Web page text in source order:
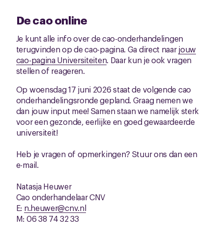
De cao online
Je kunt alle info over de cao-onderhandelingen
terugvinden op de cao-pagina. Ga direct naarjouw
cao-pagina Universiteiten. Daar kun je ook vragen
stellen of reageren.
Op woensdag 17 juni 2026 staat de volgende cao
onderhandelingsronde gepland. Graag nemen we
dan jouw input mee! Samen staan we namelijk sterk
voor een gezonde, eerlijke en goed gewaardeerde
universiteit!
Heb je vragen of opmerkingen? Stuur ons dan een
e-mail.
Natasja Heuwer
Cao onderhandelaar CNV
E: n.heuwer@cnv.nl
M: 06 38 74 32 33